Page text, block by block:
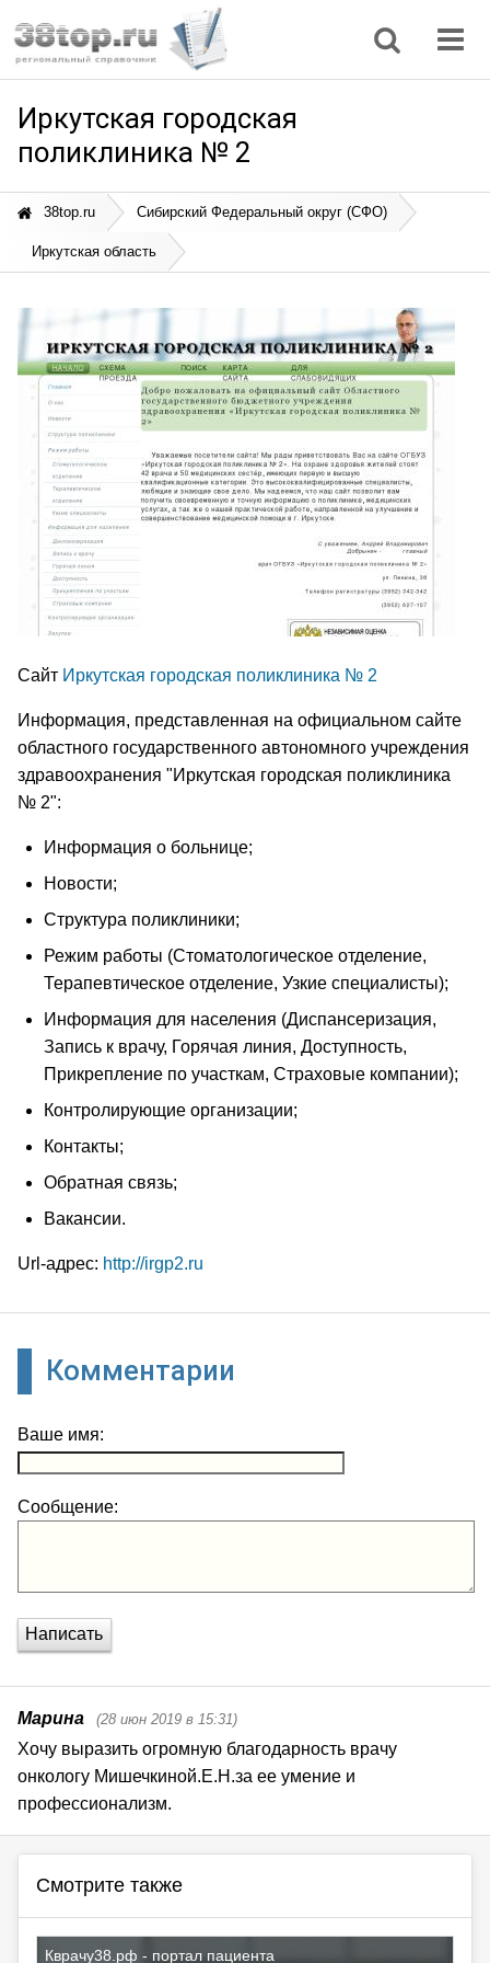
Иркутская городская
поликлиника № 2
38top.ru Сибирский Федеральный округ (СФО)
Иркутская область
Сайт Иркутская городская поликлиника № 2
Информация, представленная на официальном сайте
областного государственного автономного учреждения
здравоохранения "Иркутская городская поликлиника
№ 2":
Информация о больнице;
Новости;
Cтруктура поликлиники;
Режим работы (Стоматологическое отделение,
Терапевтическое отделение, Узкие специалисты);
Информация для населения (Диспансеризация,
Запись к врачу, Горячая линия, Доступность,
Прикрепление по участкам, Страховые компании);
Контролирующие организации;
Контакты;
Обратная связь;
Вакансии.
Url-адрес: http://irgp2.ru
Комментарии
Ваше имя:
Сообщение:
Написать
Марина (28 июн 2019 в 15:31)
Хочу выразить огромную благодарность врачу
онкологу Мишечкиной.Е.Н.за ее умение и
профессионализм.
Смотрите также
Кврачу38.рф - портал пациента